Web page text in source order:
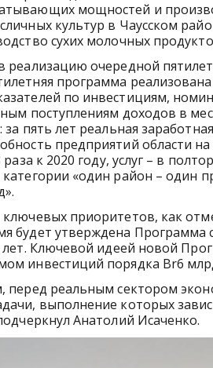
мощностей и
культур в Чаусском
сухих молочных
реализацию очередной
программа
по инвестициям,
поступлениям доходов в
пять лет реальная
предприятий области
раза к 2020 году, услуг – в
«один район – один
приоритетов, как
будет утверждена Программа
лет. Ключевой идеей новой
инвестиций порядка Br6
перед реальным сектором
выполнение которых
Анатолий Исаченко.